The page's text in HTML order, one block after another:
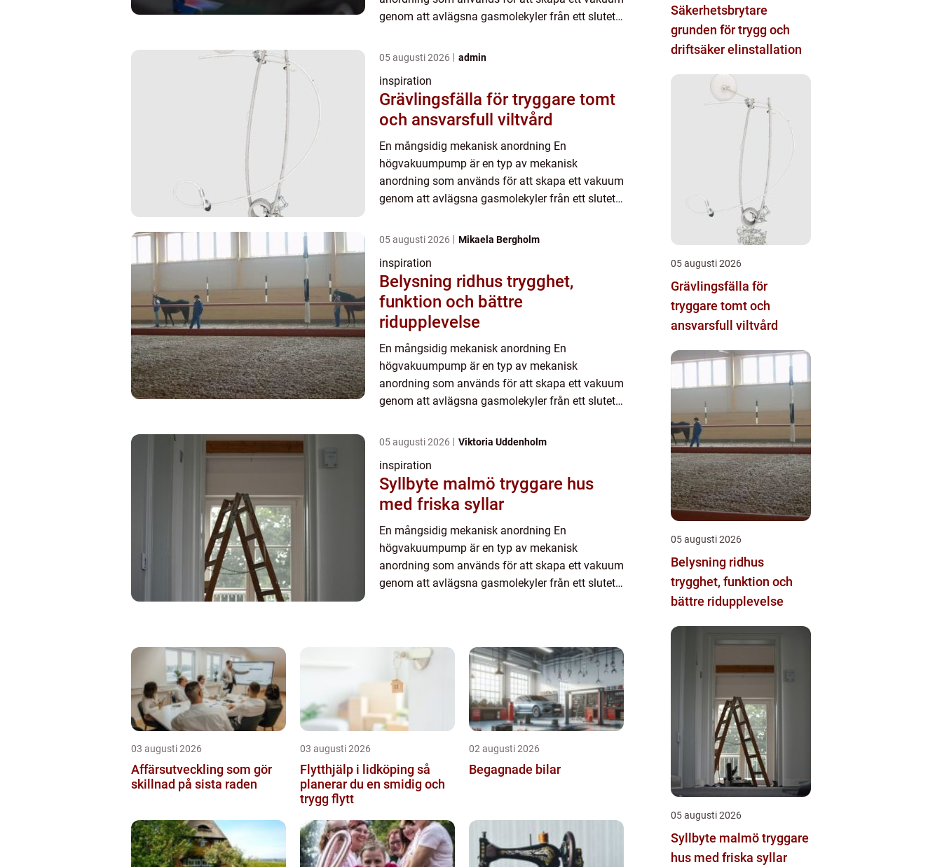
genom att avlägsna gasmolekyler från ett slutet
05 augusti 2026 admin
inspiration
Grävlingsfälla för tryggare tomt
och ansvarsfull viltvård
En mångsidig mekanisk anordning En
högvakuumpump är en typ av mekanisk
anordning som används för att skapa ett vakuum
genom att avlägsna gasmolekyler från ett slutet
05 augusti 2026 Mikaela Bergholm
inspiration
Belysning ridhus trygghet,
funktion och bättre
ridupplevelse
En mångsidig mekanisk anordning En
högvakuumpump är en typ av mekanisk
anordning som används för att skapa ett vakuum
genom att avlägsna gasmolekyler från ett slutet
05 augusti 2026 Viktoria Uddenholm
inspiration
Syllbyte malmö tryggare hus
med friska syllar
En mångsidig mekanisk anordning En
högvakuumpump är en typ av mekanisk
anordning som används för att skapa ett vakuum
genom att avlägsna gasmolekyler från ett slutet
03 augusti 2026
Affärsutveckling som gör
skillnad på sista raden
03 augusti 2026
Flytthjälp i lidköping så
planerar du en smidig och
trygg flytt
02 augusti 2026
Begagnade bilar
Säkerhetsbrytare
grunden för trygg och
driftsäker elinstallation
05 augusti 2026
Grävlingsfälla för
tryggare tomt och
ansvarsfull viltvård
05 augusti 2026
Belysning ridhus
trygghet, funktion och
bättre ridupplevelse
05 augusti 2026
Syllbyte malmö tryggare
hus med friska syllar